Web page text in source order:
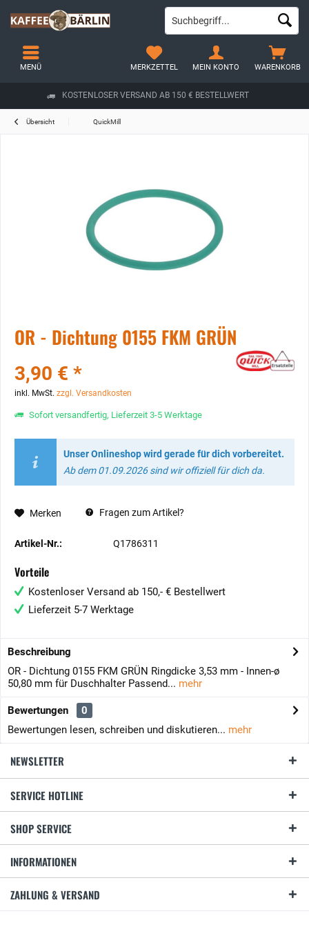
KOSTENLOSER VERSAND AB 150 € BESTELLWERT
WARENKORB
MERKZETTEL MEIN KONTO
MENÜ
Übersicht QuickMill
OR - Dichtung 0155 FKM GRÜN
3,90 € *
inkl. MwSt. zzgl. Versandkosten
Sofort versandfertig, Lieferzeit 3-5 Werktage
Unser Onlineshop wird gerade für dich vorbereitet.
Ab dem 01.09.2026 sind wir offiziell für dich da.
Merken Fragen zum Artikel?
Artikel-Nr.: Q1786311
Vorteile
Kostenloser Versand ab 150,- € Bestellwert
Lieferzeit 5-7 Werktage
Beschreibung
OR - Dichtung 0155 FKM GRÜN Ringdicke 3,53 mm - Innen-ø
50,80 mm für Duschhalter Passend... mehr
Bewertungen
0
Bewertungen lesen, schreiben und diskutieren... mehr
NEWSLETTER
SERVICE HOTLINE
SHOP SERVICE
INFORMATIONEN
ZAHLUNG & VERSAND